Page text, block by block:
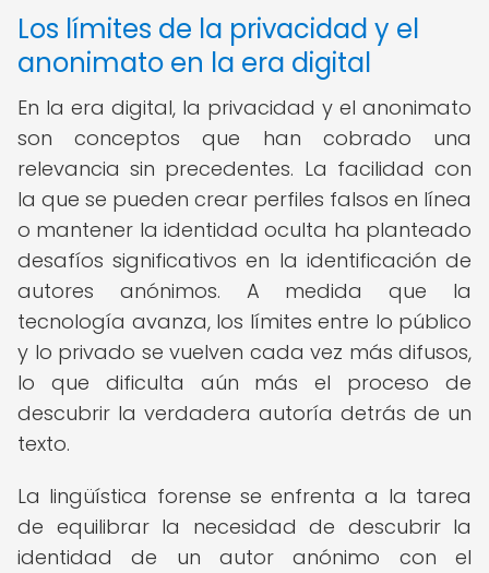
Los límites de la privacidad y el
anonimato en la era digital
En la era digital, la privacidad y el anonimato
son conceptos que han cobrado una
relevancia sin precedentes. La facilidad con
la que se pueden crear perfiles falsos en línea
o mantener la identidad oculta ha planteado
desafíos significativos en la identificación de
autores anónimos. A medida que la
tecnología avanza, los límites entre lo público
y lo privado se vuelven cada vez más difusos,
lo que dificulta aún más el proceso de
descubrir la verdadera autoría detrás de un
texto.
La lingüística forense se enfrenta a la tarea
de equilibrar la necesidad de descubrir la
identidad de un autor anónimo con el